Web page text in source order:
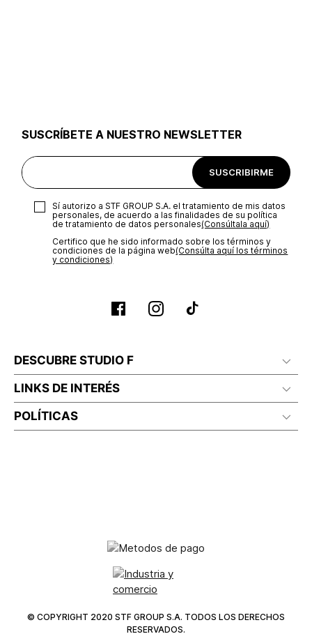
SUSCRÍBETE A NUESTRO NEWSLETTER
SUSCRIBIRME
Sí autorizo a STF GROUP S.A. el tratamiento de mis datos
personales, de acuerdo a las finalidades de su política
de tratamiento de datos personales‎(Consúltala aquí)
Certifico que he sido informado sobre los términos y
condiciones de la página web‎(Consúlta aquí los términos
y condiciones)
DESCUBRE STUDIO F
LINKS DE INTERÉS
POLÍTICAS
© COPYRIGHT 2020 STF GROUP S.A. TODOS LOS DERECHOS
RESERVADOS.